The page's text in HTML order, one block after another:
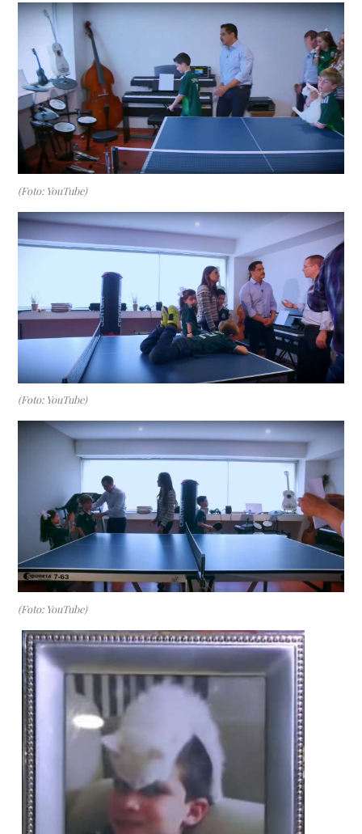
(Foto: YouTube)
(Foto: YouTube)
(Foto: YouTube)